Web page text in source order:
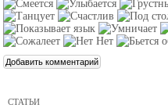
СТАТЬИ